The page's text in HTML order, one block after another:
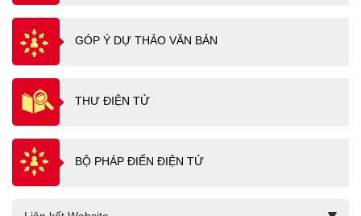
GÓP Ý DỰ THẢO VĂN BẢN
THƯ ĐIỆN TỬ
BỘ PHÁP ĐIỂN ĐIỆN TỬ